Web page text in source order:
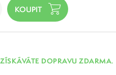
ZÍSKÁVÁTE DOPRAVU ZDARMA.